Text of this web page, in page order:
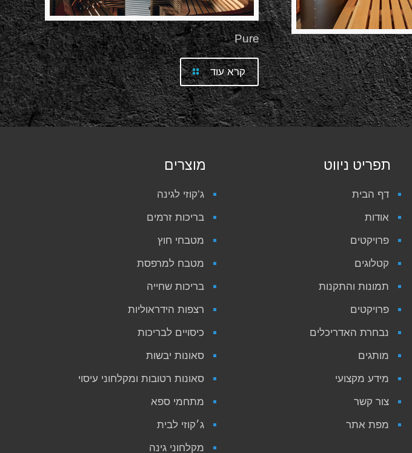
Pure
קרא עוד
תפריט ניווט
דף הבית
אודות
פרויקטים
קטלוגים
תמונות והתקנות
פרויקטים
נבחרת האדריכלים
מותגים
מידע מקצועי
צור קשר
מפת אתר
מוצרים
ג’קוזי לגינה
בריכות זרמים
מטבחי חוץ
מטבח למרפסת
בריכות שחייה
רצפות הידראוליות
כיסויים לבריכות
סאונות יבשות
סאונות רטובות ומקלחוני עיסוי
מתחמי ספא
ג׳קוזי לבית
מקלחוני גינה